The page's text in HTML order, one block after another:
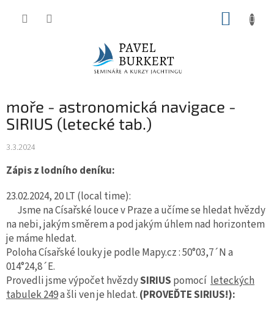
moře - astronomická navigace -
SIRIUS (letecké tab.)
3.3.2024
Zápis z lodního deníku:
23.02.2024, 20 LT (local time):
Jsme na Císařské louce v Praze a učíme se hledat hvězdy
na nebi, jakým směrem a pod jakým úhlem nad horizontem
je máme hledat.
Poloha Císařské louky je podle Mapy.cz : 50°03,7´N a
014°24,8´E.
Provedli jsme výpočet hvězdySIRIUS pomocí leteckých
tabulek 249a šli ven je hledat. (PROVEĎTE SIRIUS!):